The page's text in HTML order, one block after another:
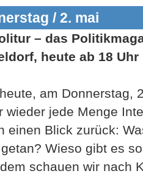
/ 2. mai
– das
heute ab 18
am Donnerstag,
wieder jede Menge
einen Blick zurück:
Wieso gibt es
schauen wir